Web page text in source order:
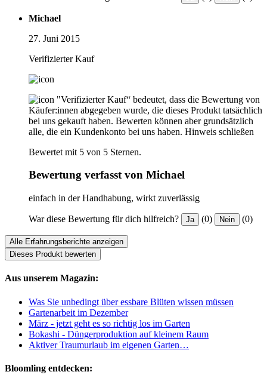
Michael
27. Juni 2015
Verifizierter Kauf
"Verifizierter Kauf“ bedeutet, dass die Bewertung von
Käufer:innen abgegeben wurde, die dieses Produkt tatsächlich
bei uns gekauft haben. Bewerten können aber grundsätzlich
alle, die ein Kundenkonto bei uns haben. Hinweis schließen
Bewertet mit 5 von 5 Sternen.
Bewertung verfasst von Michael
einfach in der Handhabung, wirkt zuverlässig
War diese Bewertung für dich hilfreich? Ja (0) Nein (0)
Alle Erfahrungsberichte anzeigen
Dieses Produkt bewerten
Aus unserem Magazin:
Was Sie unbedingt über essbare Blüten wissen müssen
Gartenarbeit im Dezember
März - jetzt geht es so richtig los im Garten
Bokashi - Düngerproduktion auf kleinem Raum
Aktiver Traumurlaub im eigenen Garten…
Bloomling entdecken: